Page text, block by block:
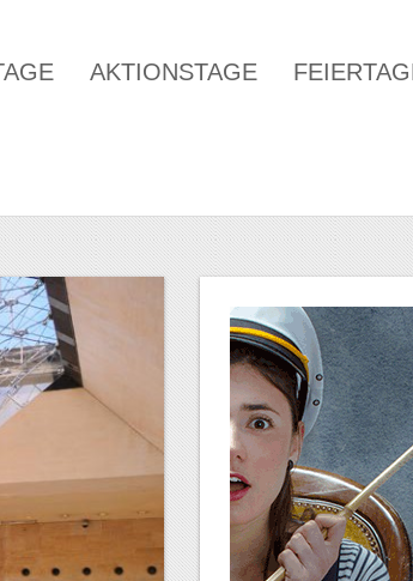
AKTIONSTAGE